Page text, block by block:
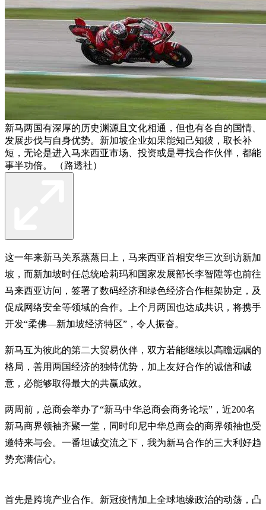
新马两国有深厚的历史渊源且文化相通，但也有各自的国情、
发展步伐与自身优势。新加坡企业如果能知己知彼，取长补
短，无论是进入马来西亚市场、投资或是寻找合作伙伴，都能
事半功倍。 （路透社）
这一年来新马关系蒸蒸日上，马来西亚首相安华三次到访新加
坡，而新加坡时任总统哈莉玛和国家发展部长李智陞等也前往
马来西亚访问，签署了数码经济和绿色经济合作框架协定，及
促成网络安全等领域的合作。上个月两国也达成共识，将携手
开发“柔佛—新加坡经济特区”，令人振奋。
新马互为彼此的第二大贸易伙伴，双方若能继续以高瞻远瞩的
格局，善用两国经济的独特优势，加上友好合作的诚信和诚
意，必能够取得最大的共赢成效。
两周前，总商会举办了“新马中华总商会商务论坛”，近200名
新马商界领袖齐聚一堂，同时印尼中华总商会的商界领袖也受
邀特来与会。一番坦诚交流之下，我为新马合作的三大利好趋
势充满信心。
首先是跨境产业合作。新冠疫情加上全球地缘政治的动荡，凸